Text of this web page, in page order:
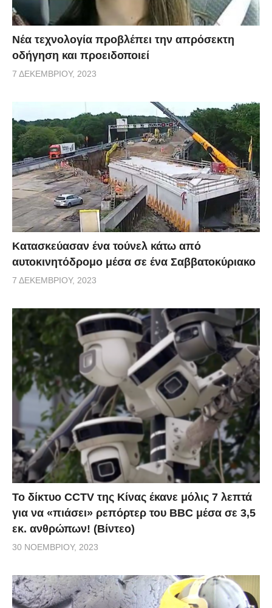
Νέα τεχνολογία προβλέπει την απρόσεκτη
οδήγηση και προειδοποιεί
7 ΔΕΚΕΜΒΡΊΟΥ, 2023
Κατασκεύασαν ένα τούνελ κάτω από
αυτοκινητόδρομο μέσα σε ένα Σαββατοκύριακο
7 ΔΕΚΕΜΒΡΊΟΥ, 2023
Το δίκτυο CCTV της Κίνας έκανε μόλις 7 λεπτά
για να «πιάσει» ρεπόρτερ του BBC μέσα σε 3,5
εκ. ανθρώπων! (Βίντεο)
30 ΝΟΕΜΒΡΊΟΥ, 2023